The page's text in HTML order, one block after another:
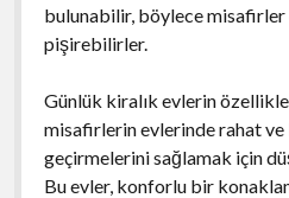
bulunabilir, böylece
pişirebilirler.
Günlük kiralık evlerin
misafirlerin evlerinde rahat
geçirmelerini sağlamak için
Bu evler, konforlu bir